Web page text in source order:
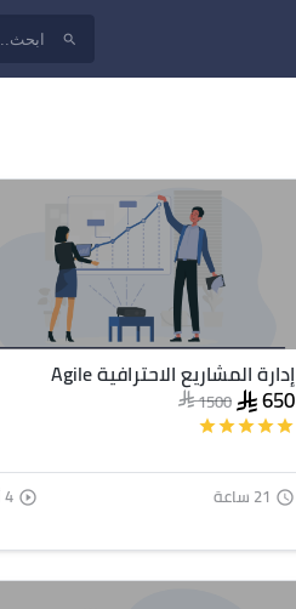
search
إدارة المشاريع الاحترافية Agile
650
1500
star
star
star
star
star
access_time 21 ساعة play_circle_outline 4 أيام